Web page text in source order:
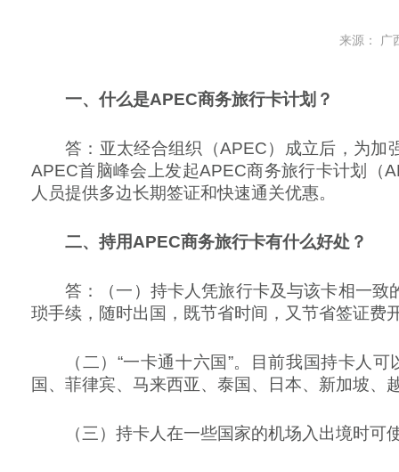
来源：
一、什么是APEC商务旅行卡计划？
答：亚太经合组织（APEC）成立后，为
APEC首脑峰会上发起APEC商务旅行卡计划（
人员提供多边长期签证和快速通关优惠。
二、持用APEC商务旅行卡有什么好处？
答：（一）持卡人凭旅行卡及与该卡相一
琐手续，随时出国，既节省时间，又节省签证费
（二）“一卡通十六国”。目前我国持卡人
国、菲律宾、马来西亚、泰国、日本、新加坡、
（三）持卡人在一些国家的机场入出境时